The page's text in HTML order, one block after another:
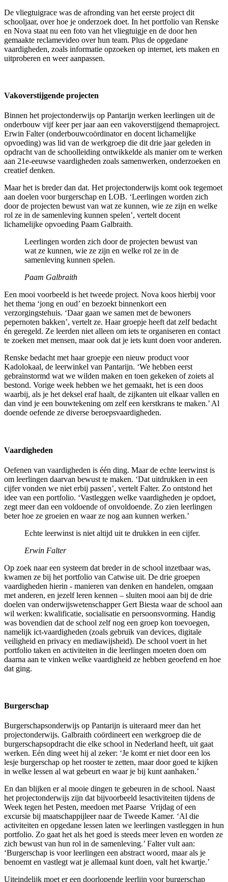
De vliegtuigrace was de afronding van het eerste project dit
schooljaar, over hoe je onderzoek doet. In het portfolio van Renske
en Nova staat nu een foto van het vliegtuigje en de door hen
gemaakte reclamevideo over hun team. Plus de opgedane
vaardigheden, zoals informatie opzoeken op internet, iets maken en
uitproberen en weer aanpassen.
Vakoverstijgende projecten
Binnen het projectonderwijs op Pantarijn werken leerlingen uit de
onderbouw vijf keer per jaar aan een vakoverstijgend themaproject.
Erwin Falter (onderbouwcoördinator en docent lichamelijke
opvoeding) was lid van de werkgroep die dit drie jaar geleden in
opdracht van de schoolleiding ontwikkelde als manier om te werken
aan 21e-eeuwse vaardigheden zoals samenwerken, onderzoeken en
creatief denken.
Maar het is breder dan dat. Het projectonderwijs komt ook tegemoet
aan doelen voor burgerschap en LOB. ‘Leerlingen worden zich
door de projecten bewust van wat ze kunnen, wie ze zijn en welke
rol ze in de samenleving kunnen spelen’, vertelt docent
lichamelijke opvoeding Paam Galbraith.
Leerlingen worden zich door de projecten bewust van
wat ze kunnen, wie ze zijn en welke rol ze in de
samenleving kunnen spelen.
Paam Galbraith
Een mooi voorbeeld is het tweede project. Nova koos hierbij voor
het thema ‘jong en oud’ en bezoekt binnenkort een
verzorgingstehuis. ‘Daar gaan we samen met de bewoners
pepernoten bakken’, vertelt ze. Haar groepje heeft dat zelf bedacht
én geregeld. Ze leerden niet alleen om iets te organiseren en contact
te zoeken met mensen, maar ook dat je iets kunt doen voor anderen.
Renske bedacht met haar groepje een nieuw product voor
Kadolokaal, de leerwinkel van Pantarijn. ‘We hebben eerst
gebrainstormd wat we wilden maken en toen gekeken of zoiets al
bestond. Vorige week hebben we het gemaakt, het is een doos
waarbij, als je het deksel eraf haalt, de zijkanten uit elkaar vallen en
dan vind je een bouwtekening om zelf een kerstkrans te maken.’ Al
doende oefende ze diverse beroepsvaardigheden.
Vaardigheden
Oefenen van vaardigheden is één ding. Maar de echte leerwinst is
om leerlingen daarvan bewust te maken. ‘Dat uitdrukken in een
cijfer vonden we niet erbij passen’, vertelt Falter. Zo ontstond het
idee van een portfolio. ‘Vastleggen welke vaardigheden je opdoet,
zegt meer dan een voldoende of onvoldoende. Zo zien leerlingen
beter hoe ze groeien en waar ze nog aan kunnen werken.’
Echte leerwinst is niet altijd uit te drukken in een cijfer.
Erwin Falter
Op zoek naar een systeem dat breder in de school inzetbaar was,
kwamen ze bij het portfolio van Catwise uit. De drie groepen
vaardigheden hierin - manieren van denken en handelen, omgaan
met anderen, en jezelf leren kennen – sluiten mooi aan bij de drie
doelen van onderwijswetenschapper Gert Biesta waar de school aan
wil werken: kwalificatie, socialisatie en persoonsvorming. Handig
was bovendien dat de school zelf nog een groep kon toevoegen,
namelijk ict-vaardigheden (zoals gebruik van devices, digitale
veiligheid en privacy en mediawijsheid). De school voert in het
portfolio taken en activiteiten in die leerlingen moeten doen om
daarna aan te vinken welke vaardigheid ze hebben geoefend en hoe
dat ging.
Burgerschap
Burgerschapsonderwijs op Pantarijn is uiteraard meer dan het
projectonderwijs. Galbraith coördineert een werkgroep die de
burgerschapsopdracht die elke school in Nederland heeft, uit gaat
werken. Eén ding weet hij al zeker: ‘Je komt er niet door een los
lesje burgerschap op het rooster te zetten, maar door goed te kijken
in welke lessen al wat gebeurt en waar je bij kunt aanhaken.’
En dan blijken er al mooie dingen te gebeuren in de school. Naast
het projectonderwijs zijn dat bijvoorbeeld lesactiviteiten tijdens de
Week tegen het Pesten, meedoen met Paarse Vrijdag of een
excursie bij maatschappijleer naar de Tweede Kamer. ‘Al die
activiteiten en opgedane lessen laten we leerlingen vastleggen in hun
portfolio. Zo gaat het als het goed is steeds meer leven en worden ze
zich bewust van hun rol in de samenleving.’ Falter vult aan:
‘Burgerschap is voor leerlingen een abstract woord, maar als je
benoemt en vastlegt wat je allemaal kunt doen, valt het kwartje.’
Uiteindelijk moet er een doorlopende leerlijn voor burgerschap